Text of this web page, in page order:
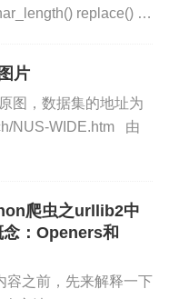
replace() 函
片
图，数据集的地址为
NUS-WIDE.htm 由
爬虫之urllib2中
：Openers和
容之前，先来解释一下